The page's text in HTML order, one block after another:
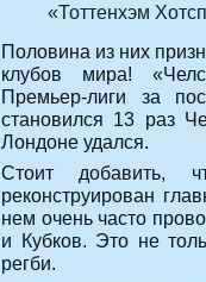
«Тоттенхэм
Половина из них
клубов мира!
Премьер-лиги за
становился 13 раз
Лондоне удался.
Стоит добавить,
реконструирован
нем очень часто
и Кубков. Это не
регби.